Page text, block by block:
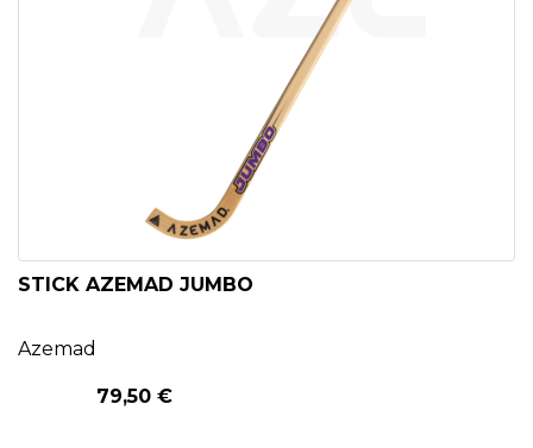
STICK AZEMAD JUMBO
Azemad
79,50 €